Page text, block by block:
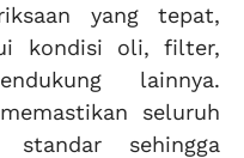
yang tepat,
kondisi oli, filter,
lainnya.
seluruh
sehingga